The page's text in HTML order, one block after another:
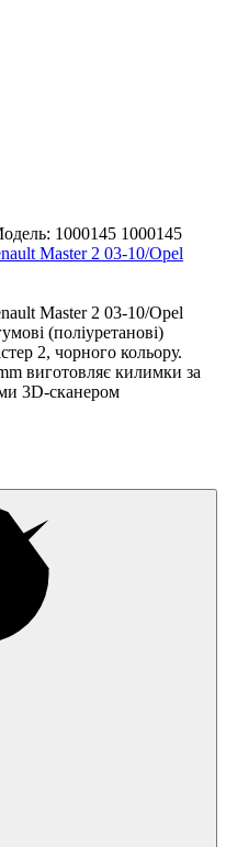
1000145 1000145
Master 2 03-10/Opel
Master 2 03-10/Opel
(поліуретанові)
2, чорного кольору.
виготовляє килимки за
3D-сканером